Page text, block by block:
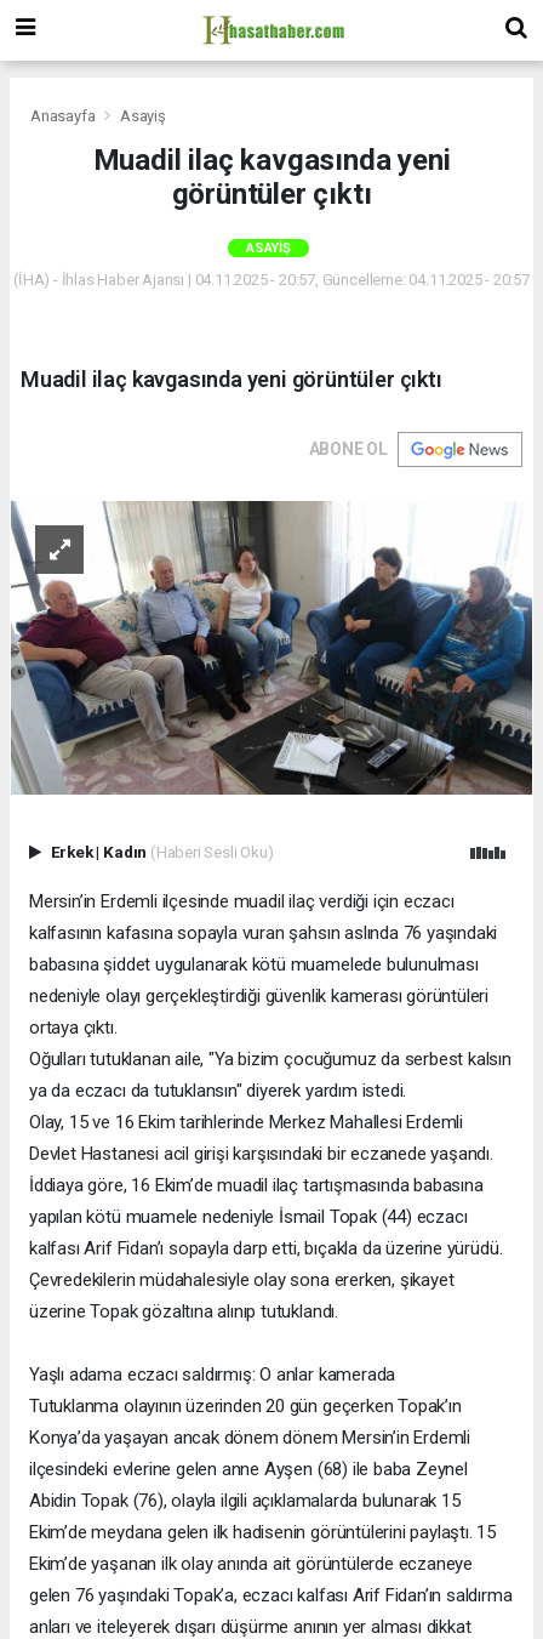
Anasayfa Asayiş
Muadil ilaç kavgasında yeni
görüntüler çıktı
ASAYIŞ
(İHA) - İhlas Haber Ajansı | 04.11.2025 - 20:57, Güncelleme: 04.11.2025 - 20:57
Muadil ilaç kavgasında yeni görüntüler çıktı
ABONE OL
Erkek| Kadın (Haberi Sesli Oku)
Mersin’in Erdemli ilçesinde muadil ilaç verdiği için eczacı
kalfasının kafasına sopayla vuran şahsın aslında 76 yaşındaki
babasına şiddet uygulanarak kötü muamelede bulunulması
nedeniyle olayı gerçekleştirdiği güvenlik kamerası görüntüleri
ortaya çıktı.
Oğulları tutuklanan aile, "Ya bizim çocuğumuz da serbest kalsın
ya da eczacı da tutuklansın" diyerek yardım istedi.
Olay, 15 ve 16 Ekim tarihlerinde Merkez Mahallesi Erdemli
Devlet Hastanesi acil girişi karşısındaki bir eczanede yaşandı.
İddiaya göre, 16 Ekim’de muadil ilaç tartışmasında babasına
yapılan kötü muamele nedeniyle İsmail Topak (44) eczacı
kalfası Arif Fidan’ı sopayla darp etti, bıçakla da üzerine yürüdü.
Çevredekilerin müdahalesiyle olay sona ererken, şikayet
üzerine Topak gözaltına alınıp tutuklandı.
Yaşlı adama eczacı saldırmış: O anlar kamerada
Tutuklanma olayının üzerinden 20 gün geçerken Topak’ın
Konya’da yaşayan ancak dönem dönem Mersin’in Erdemli
ilçesindeki evlerine gelen anne Ayşen (68) ile baba Zeynel
Abidin Topak (76), olayla ilgili açıklamalarda bulunarak 15
Ekim’de meydana gelen ilk hadisenin görüntülerini paylaştı. 15
Ekim’de yaşanan ilk olay anında ait görüntülerde eczaneye
gelen 76 yaşındaki Topak’a, eczacı kalfası Arif Fidan’ın saldırma
anları ve iteleyerek dışarı düşürme anının yer alması dikkat